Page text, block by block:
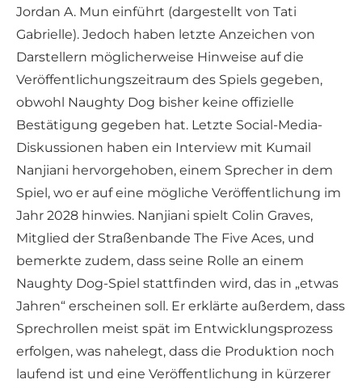
Jordan A. Mun einführt (dargestellt von Tati
Gabrielle). Jedoch haben letzte Anzeichen von
Darstellern möglicherweise Hinweise auf die
Veröffentlichungszeitraum des Spiels gegeben,
obwohl Naughty Dog bisher keine offizielle
Bestätigung gegeben hat. Letzte Social-Media-
Diskussionen haben ein Interview mit Kumail
Nanjiani hervorgehoben, einem Sprecher in dem
Spiel, wo er auf eine mögliche Veröffentlichung im
Jahr 2028 hinwies. Nanjiani spielt Colin Graves,
Mitglied der Straßenbande The Five Aces, und
bemerkte zudem, dass seine Rolle an einem
Naughty Dog-Spiel stattfinden wird, das in „etwas
Jahren“ erscheinen soll. Er erklärte außerdem, dass
Sprechrollen meist spät im Entwicklungsprozess
erfolgen, was nahelegt, dass die Produktion noch
laufend ist und eine Veröffentlichung in kürzerer